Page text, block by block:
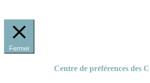
Fermer
Centre de préférences des